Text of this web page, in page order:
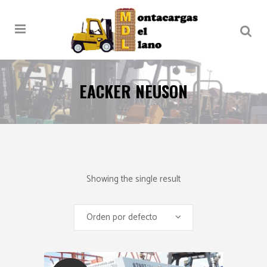
EACKER NEUSON
Showing the single result
Orden por defecto